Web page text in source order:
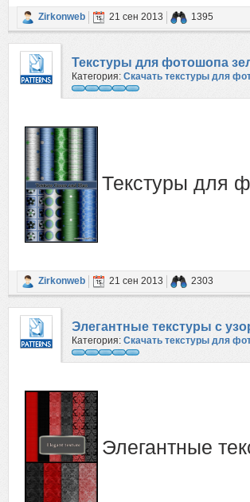
Zirkonweb 21 сен 2013 1395
Текстуры для фотошопа
Категория: Скачать текстуры для
Текстуры для
Zirkonweb 21 сен 2013 2303
Элегантные текстуры с
Категория: Скачать текстуры для
Элегантные